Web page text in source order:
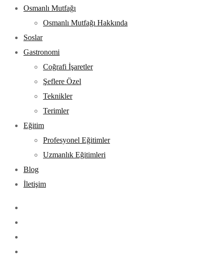
Osmanlı Mutfağı
Osmanlı Mutfağı Hakkında
Soslar
Gastronomi
Coğrafi İşaretler
Şeflere Özel
Teknikler
Terimler
Eğitim
Profesyonel Eğitimler
Uzmanlık Eğitimleri
Blog
İletişim